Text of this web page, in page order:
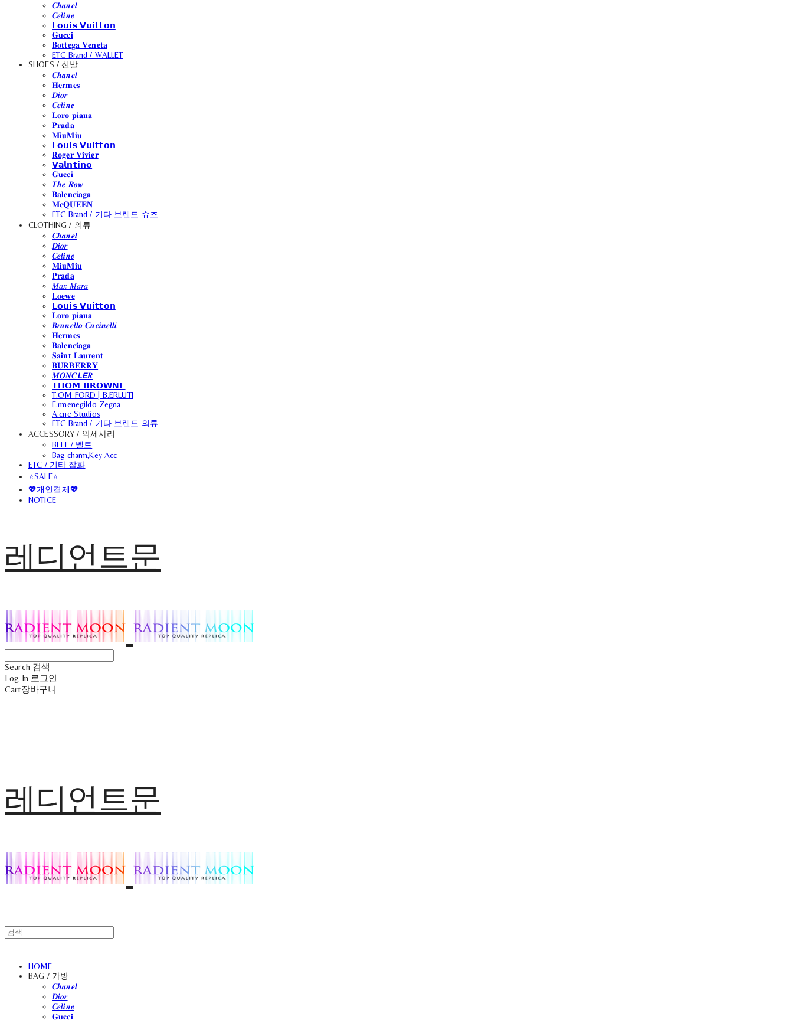
𝑪𝒉𝒂𝒏𝒆𝒍
𝑪𝒆𝒍𝒊𝒏𝒆
𝗟𝗼𝘂𝗶𝘀 𝗩𝘂𝗶𝘁𝘁𝗼𝗻
𝐆𝐮𝐜𝐜𝐢
𝐁𝐨𝐭𝐭𝐞𝐠𝐚 𝐕𝐞𝐧𝐞𝐭𝐚
ETC Brand / WALLET
SHOES / 신발
𝑪𝒉𝒂𝒏𝒆𝒍
𝐇𝐞𝐫𝐦𝐞𝐬
𝑫𝒊𝒐𝒓
𝑪𝒆𝒍𝒊𝒏𝒆
𝐋𝐨𝐫𝐨 𝐩𝐢𝐚𝐧𝐚
𝐏𝐫𝐚𝐝𝐚
𝐌𝐢𝐮𝐌𝐢𝐮
𝗟𝗼𝘂𝗶𝘀 𝗩𝘂𝗶𝘁𝘁𝗼𝗻
𝐑𝐨𝐠𝐞𝐫 𝐕𝐢𝐯𝐢𝐞𝐫
𝗩𝗮𝗹𝗻𝘁𝗶𝗻𝗼
𝐆𝐮𝐜𝐜𝐢
𝑻𝒉𝒆 𝑹𝒐𝒘
𝐁𝐚𝐥𝐞𝐧𝐜𝐢𝐚𝐠𝐚
𝐌𝐜𝐐𝐔𝐄𝐄𝐍
ETC Brand / 기타 브랜드 슈즈
CLOTHING / 의류
𝑪𝒉𝒂𝒏𝒆𝒍
𝑫𝒊𝒐𝒓
𝑪𝒆𝒍𝒊𝒏𝒆
𝐌𝐢𝐮𝐌𝐢𝐮
𝐏𝐫𝐚𝐝𝐚
𝑀𝑎𝑥 𝑀𝑎𝑟𝑎
𝐋𝐨𝐞𝐰𝐞
𝗟𝗼𝘂𝗶𝘀 𝗩𝘂𝗶𝘁𝘁𝗼𝗻
𝐋𝐨𝐫𝐨 𝐩𝐢𝐚𝐧𝐚
𝑩𝒓𝒖𝒏𝒆𝒍𝒍𝒐 𝑪𝒖𝒄𝒊𝒏𝒆𝒍𝒍𝒊
𝐇𝐞𝐫𝐦𝐞𝐬
𝐁𝐚𝐥𝐞𝐧𝐜𝐢𝐚𝐠𝐚
𝐒𝐚𝐢𝐧𝐭 𝐋𝐚𝐮𝐫𝐞𝐧𝐭
𝐁𝐔𝐑𝐁𝐄𝐑𝐑𝐘
𝑴𝑶𝑵𝑪𝙇𝙀𝑹
𝗧𝗛𝗢𝗠 𝗕𝗥𝗢𝗪𝗡𝗘
T.OM FORD | B.ERLUTI
E.rmenegildo Zegna
A.cne Studios
ETC Brand / 기타 브랜드 의류
ACCESSORY / 악세사리
BELT / 벨트
Bag charm,Key Acc
ETC / 기타 잡화
⭐SALE⭐
💖개인결제💖
NOTICE
레디언트문
Search 검색
Log In 로그인
Cart장바구니
레디언트문
HOME
BAG / 가방
𝑪𝒉𝒂𝒏𝒆𝒍
𝑫𝒊𝒐𝒓
𝑪𝒆𝒍𝒊𝒏𝒆
𝐆𝐮𝐜𝐜𝐢